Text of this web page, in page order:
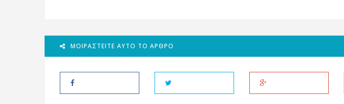
ΜΟΙΡΑΣΤΕΊΤΕ ΑΥΤΌ ΤΟ ΆΡΘΡΟ